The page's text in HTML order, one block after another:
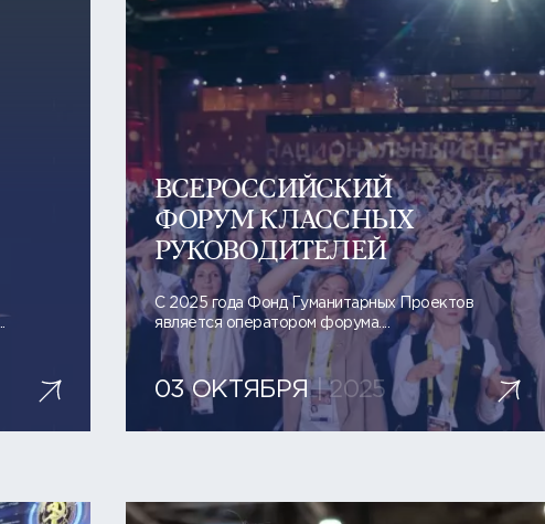
смотреть
ВСЕРОССИЙСКИЙ
ФОРУМ КЛАССНЫХ
РУКОВОДИТЕЛЕЙ
C 2025 года Фонд Гуманитарных Проектов
является оператором форума....
03 ОКТЯБРЯ | 2025